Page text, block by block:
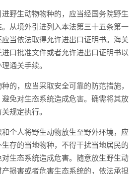
野生动物物种的，应当经国务院野生
从境外引进列入本法第三十五条第一
当依法取得允许进出口证明书。海关
口批准文件或者允许进出口证明书以
通关手续。
的，应当采取安全可靠的防范措施，
免对生态系统造成危害。确需将其放
规定执行。
个人将野生动物放生至野外环境，应
存的当地物种，不得干扰当地居民的
生态系统造成危害。随意放生野生动
损害或者危害生态系统的，依法承担